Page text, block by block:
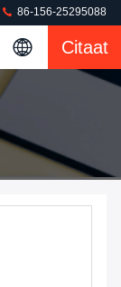
86-156-25295088
Citaat